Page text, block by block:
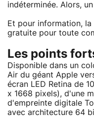
indéterminée. Alors,
Et pour information,
gratuite pour toute
Les points
Disponible dans un
Air du géant Apple
écran LED Retina de
x 1668 pixels), d'une
d'empreinte digitale
avec architecture 64